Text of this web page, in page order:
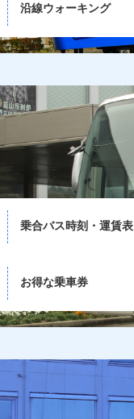
沿線ウォーキング
乗合バス時刻・運賃表
お得な乗車券